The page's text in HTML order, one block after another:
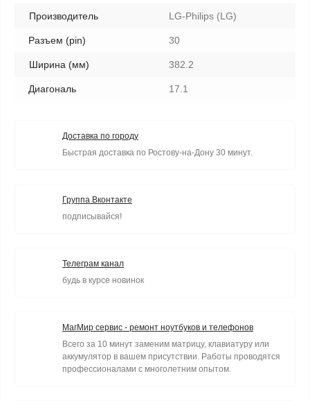
Производитель LG-Philips (LG)
Разъем (pin) 30
Ширина (мм) 382.2
Диагональ 17.1
Доставка по городу
Быстрая доставка по Ростову-на-Дону 30 минут.
Группа Вконтакте
подписывайся!
Телеграм канал
будь в курсе новинок
МагМир сервис - ремонт ноутбуков и телефонов
Всего за 10 минут заменим матрицу, клавиатуру или
аккумулятор в вашем присутствии. Работы проводятся
профессионалами с многолетним опытом.